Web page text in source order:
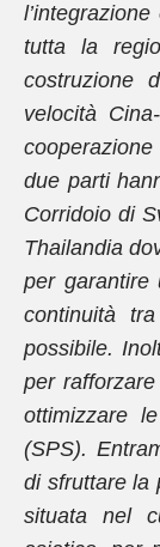
tutta la
costruzione
velocità
due parti
Corridoio di
Thailandia
per garantire
continuità
possibile.
per
ottimizzare
(SPS).
di sfruttare la
situata nel